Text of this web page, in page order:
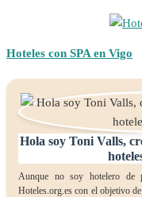
Hoteles con SPA en Vigo
Hola soy Toni Valls,
Aunque no soy hotelero
Hoteles.org.es con el objetivo